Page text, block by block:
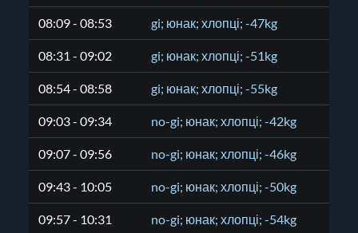
08:09 - 08:53 gi; юнак; хлопці; -47kg
08:31 - 09:02 gi; юнак; хлопці; -51kg
08:54 - 08:58 gi; юнак; хлопці; -55kg
09:03 - 09:34 no-gi; юнак; хлопці; -42kg
09:07 - 09:56 no-gi; юнак; хлопці; -46kg
09:43 - 10:05 no-gi; юнак; хлопці; -50kg
09:57 - 10:31 no-gi; юнак; хлопці; -54kg